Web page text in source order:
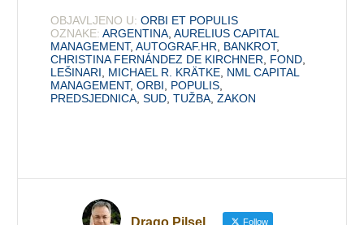
OBJAVLJENO U: ORBI ET POPULIS
OZNAKE: ARGENTINA ,AURELIUS CAPITAL
MANAGEMENT,AUTOGRAF.HR BANKROT,
CHRISTINA FERNÁNDEZ DE KIRCHNER
FOND
LEŠINARI
MICHAEL R. KRÄTKE NML CAPITAL
MANAGEMENT,ORBI POPULIS
PREDSJEDNICA ,SUD ,TUŽBA ,ZAKON
Drago Pilsel Follow